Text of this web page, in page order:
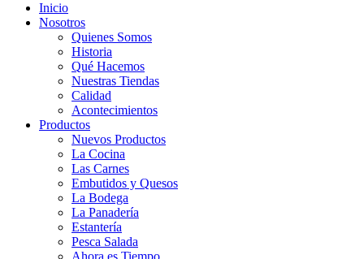
Inicio
Nosotros
Quienes Somos
Historia
Qué Hacemos
Nuestras Tiendas
Calidad
Acontecimientos
Productos
Nuevos Productos
La Cocina
Las Carnes
Embutidos y Quesos
La Bodega
La Panadería
Estantería
Pesca Salada